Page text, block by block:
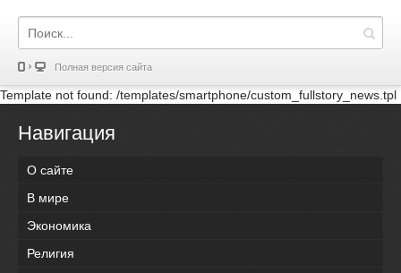
Полная версия сайта
Template not found: /templates/smartphone/custom_fullstory_news.tpl
Навигация
О сайте
В мире
Экономика
Религия